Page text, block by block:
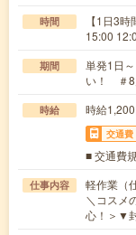
時間
【1日3
15:00
期間
単発1日
い！ ＃
時給 時給
交通費
■ 交通費
仕事内容
軽作業（
＼コスメ
心！＞▼